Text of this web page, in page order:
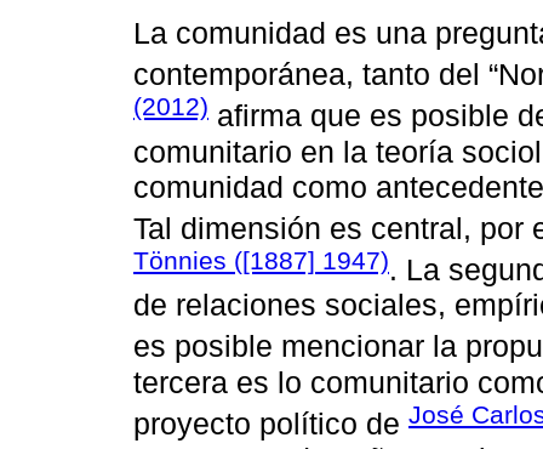
La comunidad es una
contemporánea, tanto del
(2012) afirma que es posible
comunitario en la teoría
comunidad como
Tal dimensión es central,
Tönnies ([1887] 1947). La
de relaciones sociales,
es posible mencionar la
tercera es lo comunitario
proyecto político de José